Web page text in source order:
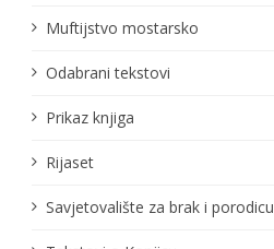
Muftijstvo mostarsko
Odabrani tekstovi
Prikaz knjiga
Rijaset
Savjetovalište za brak i porodicu